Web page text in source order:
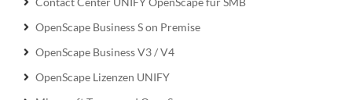
OpenScape Business S on Premise
OpenScape Business V3 / V4
OpenScape Lizenzen UNIFY